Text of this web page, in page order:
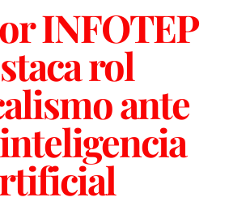
INFOTEP
rol
ante